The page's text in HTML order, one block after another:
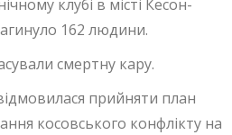
клубі в місті Кесон-
162 людини.
смертну кару.
прийняти план
косовського конфлікту на